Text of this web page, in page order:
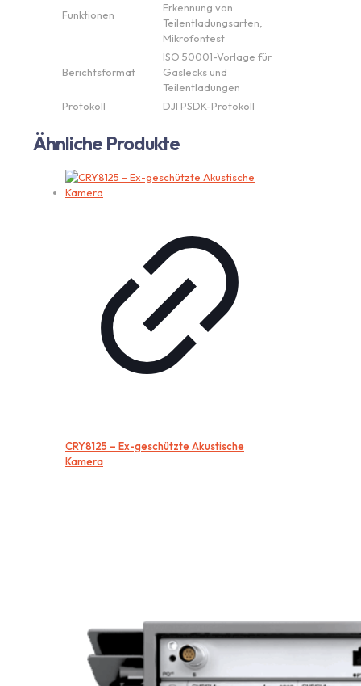
Funktionen
Erkennung von
Teilentladungsarten,
Mikrofontest
Berichtsformat
ISO 50001-Vorlage für
Gaslecks und
Teilentladungen
Protokoll
DJI PSDK-Protokoll
Ähnliche Produkte
CRY8125 – Ex-geschützte Akustische
Kamera